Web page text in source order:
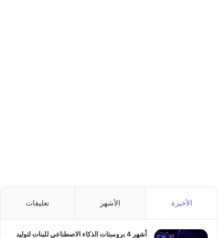
الأخيرة الأشهر تعليقات
أشهر 4 برومبتات الذكاء الاصطناعي للبنات لتوليد